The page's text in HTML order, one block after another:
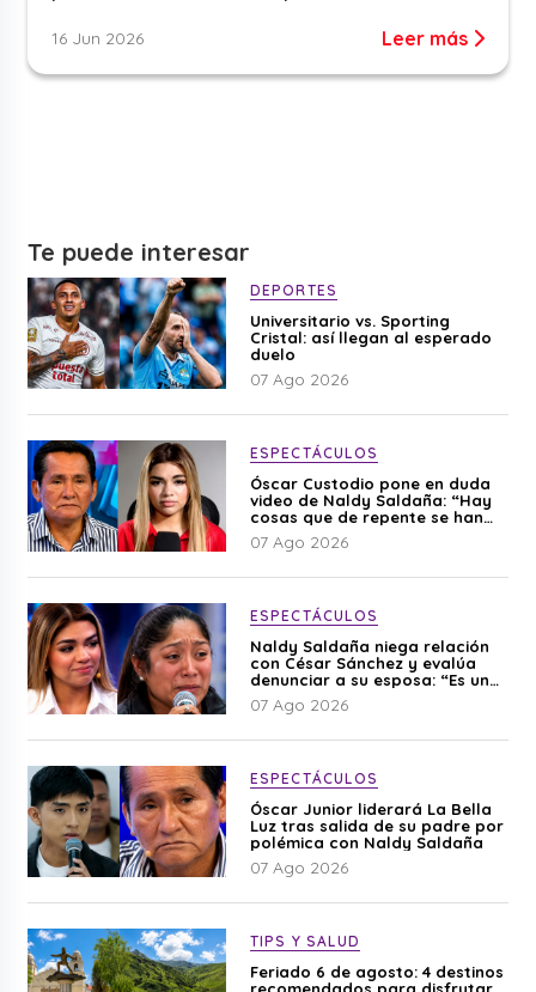
16 Jun 2026 Leer más
Te puede interesar
DEPORTES
Universitario vs. Sporting
Cristal: así llegan al esperado
duelo
07 Ago 2026
ESPECTÁCULOS
Óscar Custodio pone en duda
video de Naldy Saldaña: “Hay
cosas que de repente se han
editado”
07 Ago 2026
ESPECTÁCULOS
Naldy Saldaña niega relación
con César Sánchez y evalúa
denunciar a su esposa: “Es una
difamación”
07 Ago 2026
ESPECTÁCULOS
Óscar Junior liderará La Bella
Luz tras salida de su padre por
polémica con Naldy Saldaña
07 Ago 2026
TIPS Y SALUD
Feriado 6 de agosto: 4 destinos